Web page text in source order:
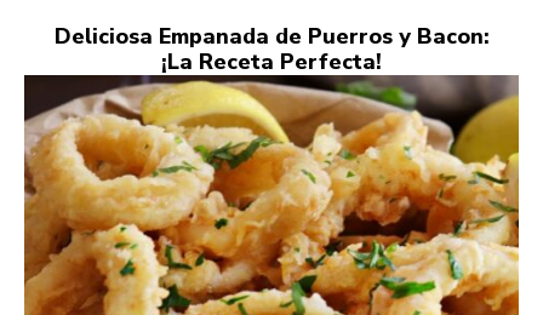
Deliciosa Empanada de Puerros y Bacon:
¡La Receta Perfecta!